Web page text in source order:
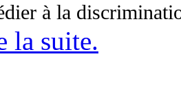
à la
la suite.